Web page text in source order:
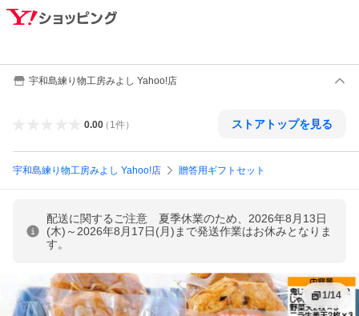
宇和島練り物工房みよし Yahoo!店
0.00（ 1件） ストアトップを見る
宇和島練り物工房みよし Yahoo!店 贈答用ギフトセット
配送に関するご注意 夏季休業のため、2026年8月13日
(木)～2026年8月17日(月)まで発送作業はお休みとなりま
す。
1/14